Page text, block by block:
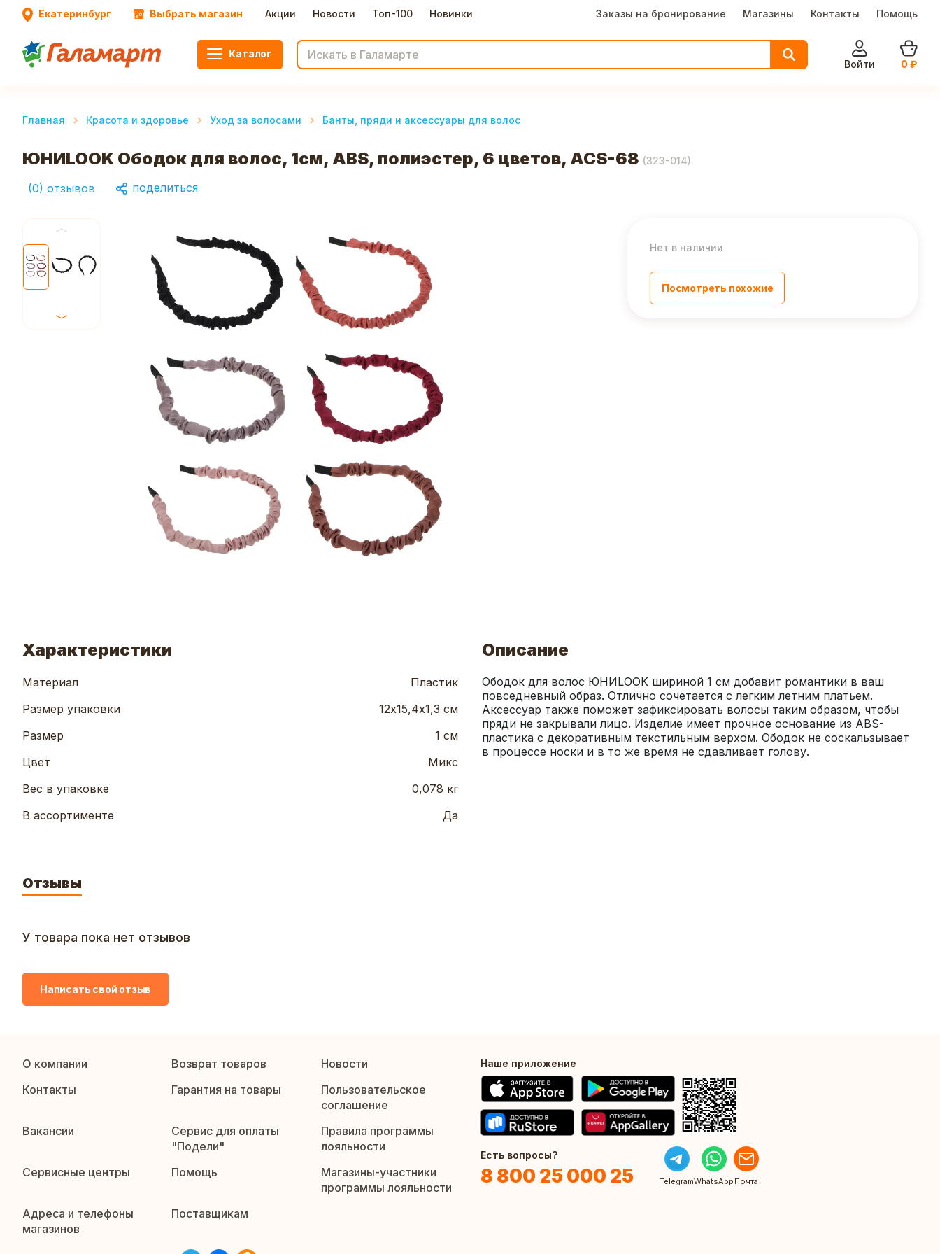
Екатеринбург Выбрать магазин Акции Новости Топ-100 Новинки Заказы на бронирование Магазины Контакты Помощь
Каталог
Войти
0 ₽
Главная Красота и здоровье Уход за волосами Банты, пряди и аксессуары для волос
ЮНИLOOK Ободок для волос, 1см, ABS, полиэстер, 6 цветов, ACS-68 (323-014)
(0) отзывов поделиться
Нет в наличии
Посмотреть похожие
Характеристики
Материал
Пластик
Размер упаковки
12х15,4х1,3 см
Размер
1 см
Цвет
Микс
Вес в упаковке
0,078 кг
В ассортименте
Да
Описание
Ободок для волос ЮНИLOOK шириной 1 см добавит романтики в ваш
повседневный образ. Отлично сочетается с легким летним платьем.
Аксессуар также поможет зафиксировать волосы таким образом, чтобы
пряди не закрывали лицо. Изделие имеет прочное основание из ABS-
пластика с декоративным текстильным верхом. Ободок не соскальзывает
в процессе носки и в то же время не сдавливает голову.
Отзывы
У товара пока нет отзывов
Написать свой отзыв
О компании Возврат товаров
Новости
Контакты
Гарантия на товары
Пользовательское
соглашение
Вакансии
Сервис для оплаты
"Подели"
Правила программы
лояльности
Сервисные центры
Помощь
Магазины-участники
программы лояльности
Адреса и телефоны
магазинов
Поставщикам
Наше приложение
Есть вопросы?
8 800 25 000 25 TelegramWhatsApp Почта